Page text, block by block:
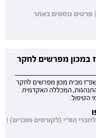
תחילת העסקה ולימודים באוקטובר 26 | פרטים נוספים באתר
מפרשים לחקר
מבית מכון מפרשים לחקר
המכללה האקדמית
הטיפול.
עד 14/08 | 20% הנחה לחברי הפ"י (לקורסים מוכרים) |